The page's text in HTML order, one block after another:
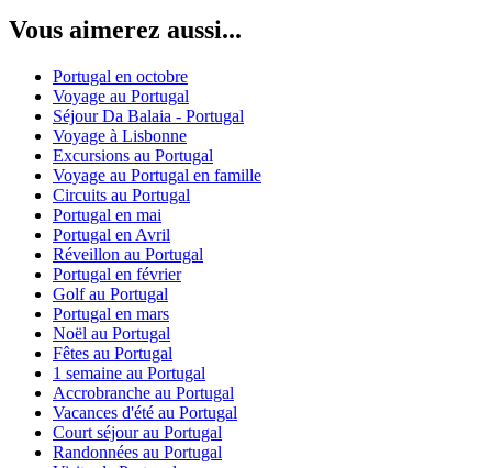
Vous aimerez aussi...
Portugal en octobre
Voyage au Portugal
Séjour Da Balaia - Portugal
Voyage à Lisbonne
Excursions au Portugal
Voyage au Portugal en famille
Circuits au Portugal
Portugal en mai
Portugal en Avril
Réveillon au Portugal
Portugal en février
Golf au Portugal
Portugal en mars
Noël au Portugal
Fêtes au Portugal
1 semaine au Portugal
Accrobranche au Portugal
Vacances d'été au Portugal
Court séjour au Portugal
Randonnées au Portugal